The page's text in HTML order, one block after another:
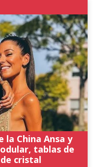
la China Ansa y
tablas de
cristal